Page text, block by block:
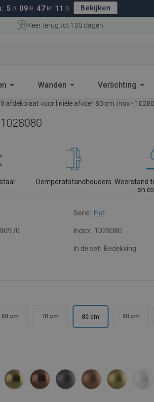
5 D 09 H 47 M 10 S Bekijken
Keer terug tot 100 dagen
Wanden Verlichting
afdekplaat voor liniële afvoer 80 cm, inox -
Demperafstandhouders Weerstand
en
Serie: Flat
Index: 1028080
In de set: Bedekking
60 cm 70 cm 80 cm 90 cm